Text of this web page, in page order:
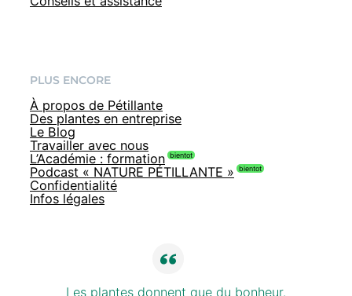
PLUS ENCORE
À propos de Pétillante
Des plantes en entreprise
Le Blog
Travailler avec nous
L’Académie : formation
Podcast « NATURE PÉTILLANTE »
Confidentialité
Infos légales
Les plantes donnent que du bonheur.